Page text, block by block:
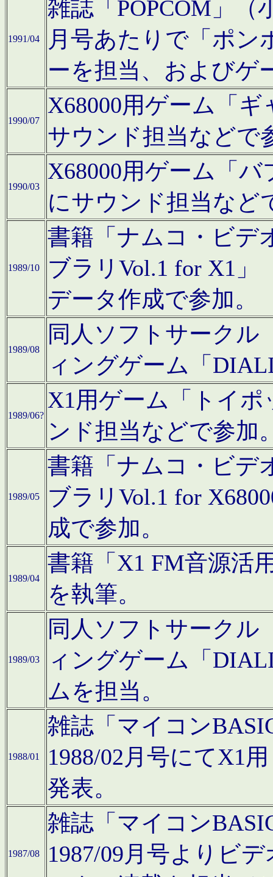
1991/04
雑誌「POPCOM」（
月号あたりで「ポン
ーを担当、およびゲ
1990/07
X68000用ゲーム「
サウンド担当などで
1990/03
X68000用ゲーム「
にサウンド担当など
1989/10
書籍「ナムコ・ビデ
ブラリVol.1 for X1」
データ作成で参加。
1989/08
同人ソフトサークル
ィングゲーム「
1989/06?
X1用ゲーム「トイ
ンド担当などで参加
1989/05
書籍「ナムコ・ビデ
ブラリVol.1 for
成で参加。
1989/04
書籍「X1 FM音源活
を執筆。
1989/03
同人ソフトサークル
ィングゲーム「
ムを担当。
1988/01
雑誌「マイコン
1988/02月号にてX1
発表。
1987/08
雑誌「マイコン
1987/09月号よりビ